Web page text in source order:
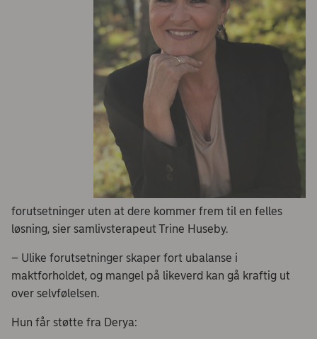
forutsetninger uten at dere kommer frem til en felles
løsning, sier samlivsterapeut Trine Huseby.
– Ulike forutsetninger skaper fort ubalanse i
maktforholdet, og mangel på likeverd kan gå kraftig ut
over selvfølelsen.
Hun får støtte fra Derya: